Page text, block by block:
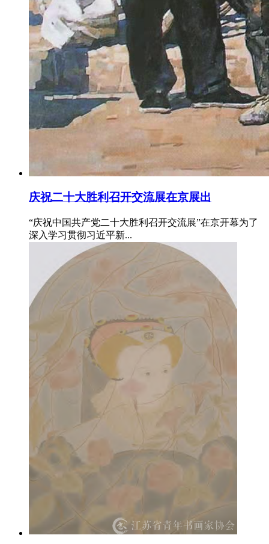
庆祝二十大胜利召开交流展在京展出
“庆祝中国共产党二十大胜利召开交流展”在京开幕为了
深入学习贯彻习近平新...